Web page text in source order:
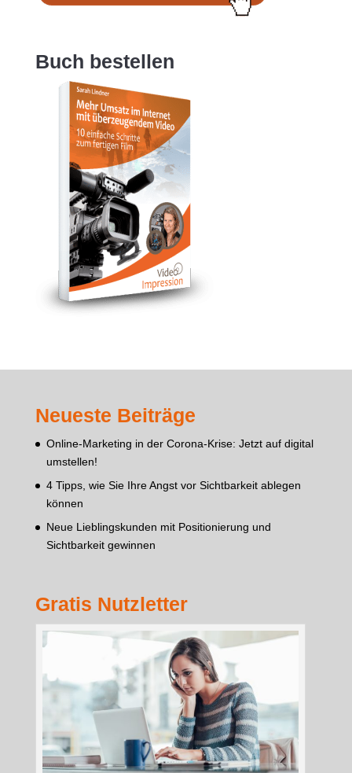
Buch bestellen
Neueste Beiträge
Online-Marketing in der Corona-Krise: Jetzt auf digital
umstellen!
4 Tipps, wie Sie Ihre Angst vor Sichtbarkeit ablegen
können
Neue Lieblingskunden mit Positionierung und
Sichtbarkeit gewinnen
Gratis Nutzletter